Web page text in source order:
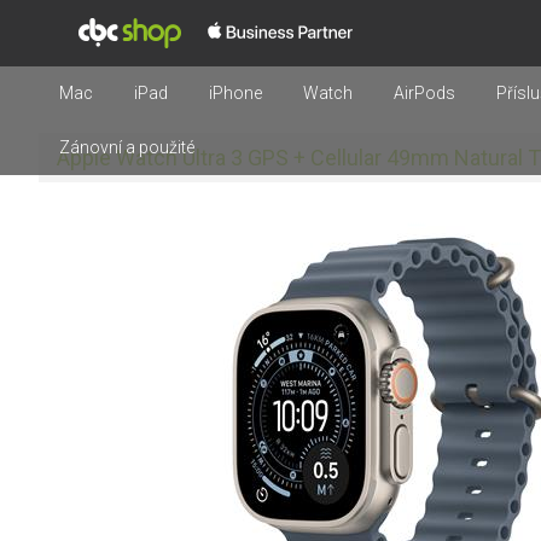
Apple Watch Ultra 3 GPS + Cellular 49mm Natural
Mac iPad iPhone Watch AirPods
Zánovní a použité